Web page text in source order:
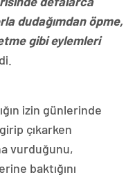
dudağımdan öpme,
gibi eylemleri
izin günlerinde
çıkarken
vurduğunu,
baktığını